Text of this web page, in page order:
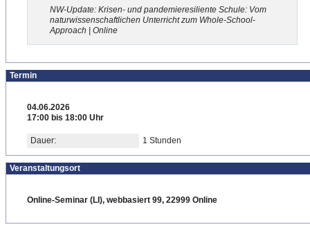
NW-Update: Krisen- und pandemieresiliente Schule: Vom
naturwissenschaftlichen Unterricht zum Whole-School-
Approach | Online
Termin
04.06.2026
17:00 bis 18:00 Uhr
Dauer: 1 Stunden
Veranstaltungsort
Online-Seminar (LI), webbasiert 99, 22999 Online